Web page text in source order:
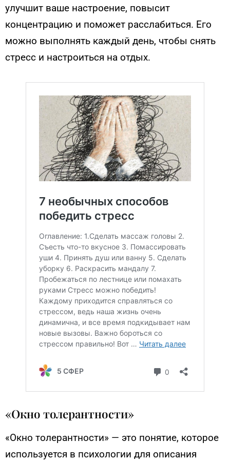
улучшит ваше настроение, повысит
концентрацию и поможет расслабиться. Его
можно выполнять каждый день, чтобы снять
стресс и настроиться на отдых.
«Окно толерантности»
«Окно толерантности» — это понятие, которое
используется в психологии для описания